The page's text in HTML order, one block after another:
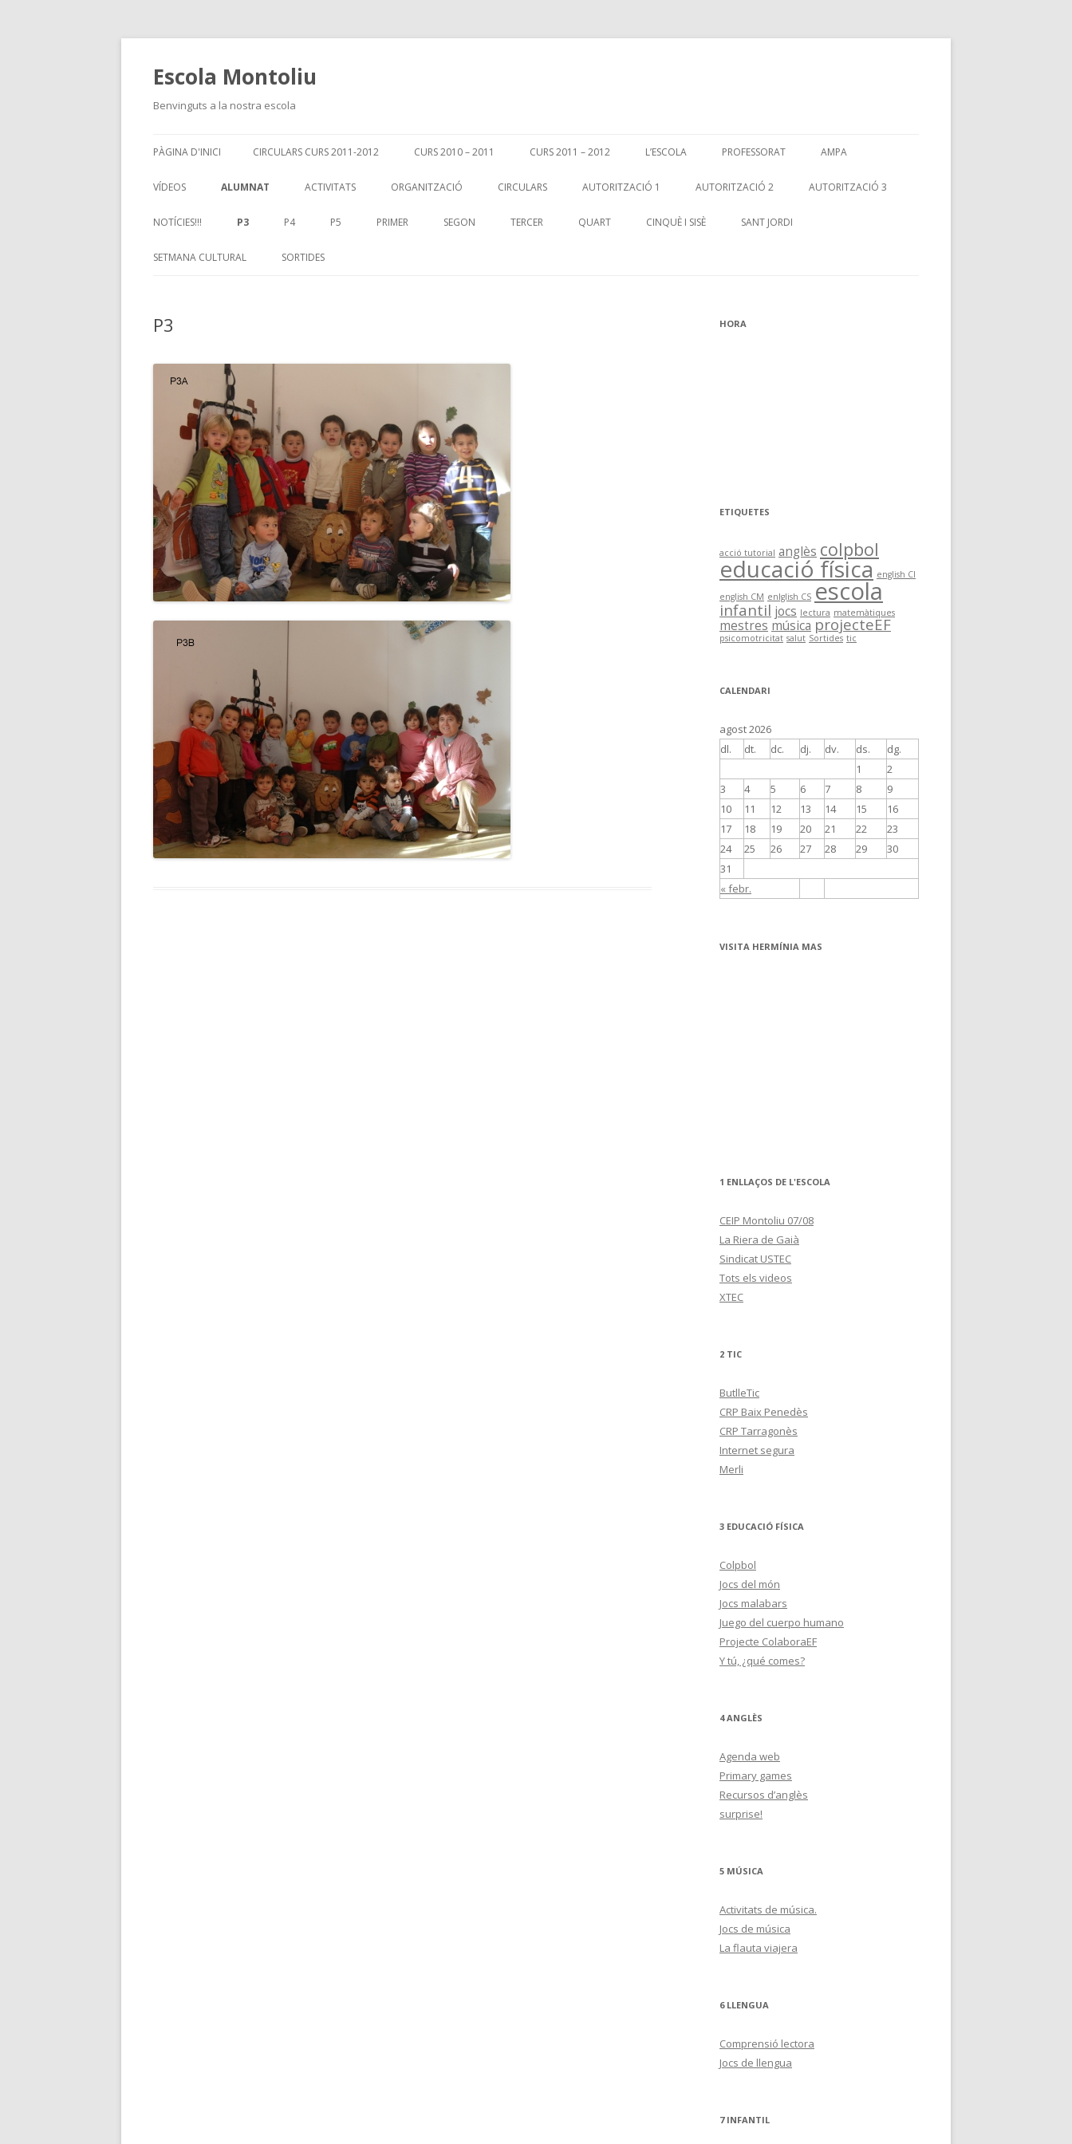
Escola Montoliu
Benvinguts a la nostra escola
to
PÀGINA D'INICI CIRCULARS CURS 2011-2012 CURS 2010 – 2011 CURS 2011 – 2012 L’ESCOLA PROFESSORAT AMPA
VÍDEOS ALUMNAT ACTIVITATS ORGANITZACIÓ CIRCULARS AUTORITZACIÓ 1 AUTORITZACIÓ 2 AUTORITZACIÓ 3
NOTÍCIES!!! P3 P4 P5 PRIMER SEGON TERCER QUART CINQUÈ I SISÈ SANT JORDI
SETMANA CULTURAL SORTIDES
P3 HORA
ETIQUETES
acció tutorial anglès colpbol
educació física english CI
english CM enlglish CS escola
infantil jocs lectura matemàtiques
mestres música projecteEF
psicomotricitat salut Sortides tic
CALENDARI
agost 2026
dl.
dt. dc. dj. dv. ds. dg.
« febr.
1
2
3
4 5 6 7 8
9
10
11 12 13 14 15
16
17
18 19 20 21 22
23
24
25 26 27 28 29
30
31
VISITA HERMÍNIA MAS
1 ENLLAÇOS DE L'ESCOLA
CEIP Montoliu 07/08
La Riera de Gaià
Sindicat USTEC
Tots els videos
XTEC
2 TIC
ButlleTic
CRP Baix Penedès
CRP Tarragonès
Internet segura
Merli
3 EDUCACIÓ FÍSICA
Colpbol
Jocs del món
Jocs malabars
Juego del cuerpo humano
Projecte ColaboraEF
Y tú, ¿qué comes?
4 ANGLÈS
Agenda web
Primary games
Recursos d’anglès
surprise!
5 MÚSICA
Activitats de música.
Jocs de música
La flauta viajera
6 LLENGUA
Comprensió lectora
Jocs de llengua
7 INFANTIL